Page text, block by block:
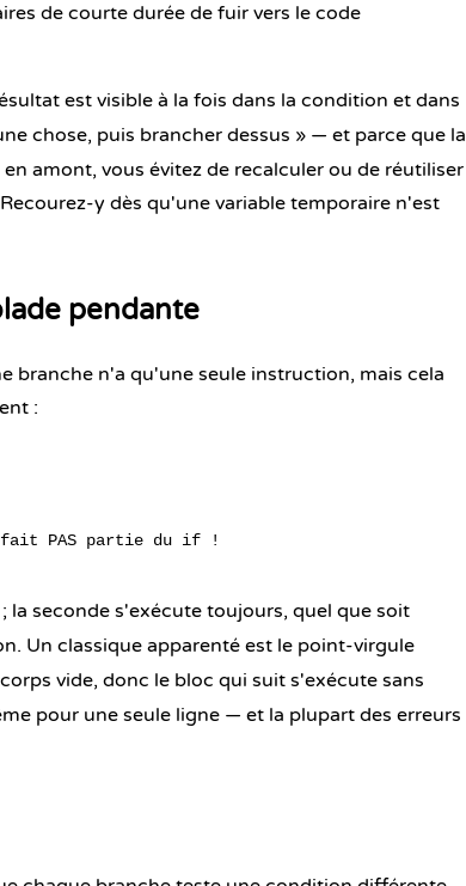
de courte durée de fuir vers le code
est visible à la fois dans la condition et dans
chose, puis brancher dessus » — et parce que la
amont, vous évitez de recalculer ou de réutiliser
y dès qu'une variable temporaire n'est
pendante
branche n'a qu'une seule instruction, mais cela
:
; la seconde s'exécute toujours, quel que soit
Un classique apparenté est le point-virgule
vide, donc le bloc qui suit s'exécute sans
pour une seule ligne — et la plupart des erreurs